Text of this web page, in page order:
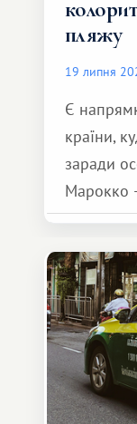
пляжу
19 липня
Є
країни,
заради
Марокко